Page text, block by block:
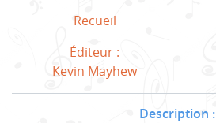
Recueil
Éditeur :
Kevin Mayhew
Description :